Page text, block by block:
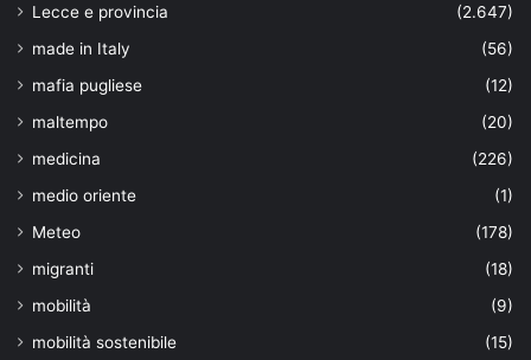
Lecce e provincia
(2.647)
made in Italy
(56)
mafia pugliese
(12)
maltempo
(20)
medicina
(226)
medio oriente
(1)
Meteo
(178)
migranti
(18)
mobilità
(9)
mobilità sostenibile
(15)